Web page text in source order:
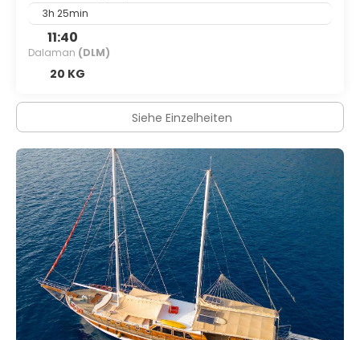
3h 25min
11:40
Dalaman (DLM)
20 KG
Siehe Einzelheiten